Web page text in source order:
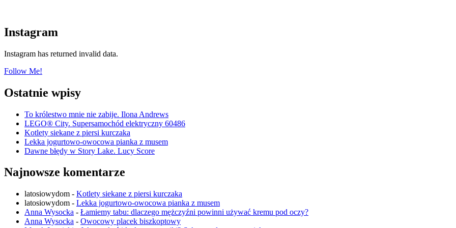
Instagram
Instagram has returned invalid data.
Follow Me!
Ostatnie wpisy
To królestwo mnie nie zabije. Ilona Andrews
LEGO® City. Supersamochód elektryczny 60486
Kotlety siekane z piersi kurczaka
Lekka jogurtowo-owocowa pianka z musem
Dawne błędy w Story Lake. Lucy Score
Najnowsze komentarze
latosiowydom - Kotlety siekane z piersi kurczaka
latosiowydom - Lekka jogurtowo-owocowa pianka z musem
Anna Wysocka - Łamiemy tabu: dlaczego mężczyźni powinni używać kremu pod oczy?
Anna Wysocka - Owocowy placek biszkoptowy